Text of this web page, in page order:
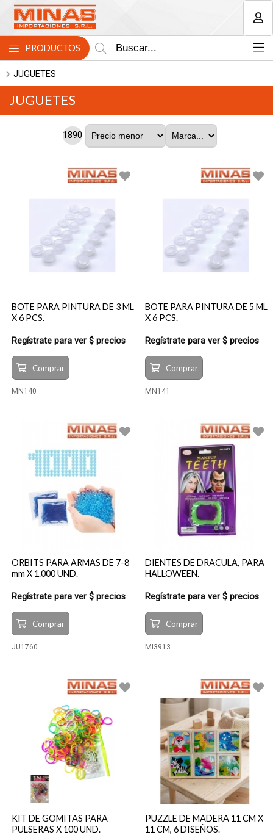
PRODUCTOS
JUGUETES
JUGUETES
1890
BOTE PARA PINTURA DE 3 ML
X 6 PCS.
Regístrate para ver $ precios
Comprar
MN140
BOTE PARA PINTURA DE 5 ML
X 6 PCS.
Regístrate para ver $ precios
Comprar
MN141
ORBITS PARA ARMAS DE 7-8
mm X 1.000 UND.
Regístrate para ver $ precios
Comprar
JU1760
DIENTES DE DRACULA, PARA
HALLOWEEN.
Regístrate para ver $ precios
Comprar
MI3913
KIT DE GOMITAS PARA
PULSERAS X 100 UND.
PUZZLE DE MADERA 11 CM X
11 CM, 6 DISEÑOS.